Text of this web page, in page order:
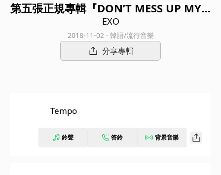
第五張正規專輯『DON’T MESS UP MY T
EMPO』
EXO
2018-11-02 · 韓語/流行音樂
分享專輯
Tempo
鈴聲 答鈴 背景音樂